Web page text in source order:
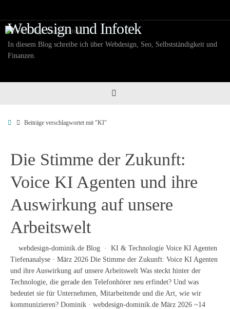
springen
Webdesign und Infotek
In diesem Blog schreibe ich über Webdesign, Seo, Selbstständigkeit und
Finanzen.
StartBeiträge verschlagwortet mit "KI"
Die Stimme der Zukunft:
Voice KI Agenten und ihre
Auswirkung auf unsere
Arbeitswelt
webdesign-dominik.de Blog · KI & Technologie Voice KI Agenten
Tiefenanalyse · März 2026 Die Stimme der Zukunft: Voice KI Agenten
und ihre Auswirkung auf unsere Arbeitswelt Was steckt hinter der
Technologie, die gerade den Telefonhörer neu erfindet? Und was
bedeutet sie für Unternehmen, Mitarbeitende und die Art, wie wir
kommunizieren? Dominik · webdesign-dominik.de März 2026 ~14